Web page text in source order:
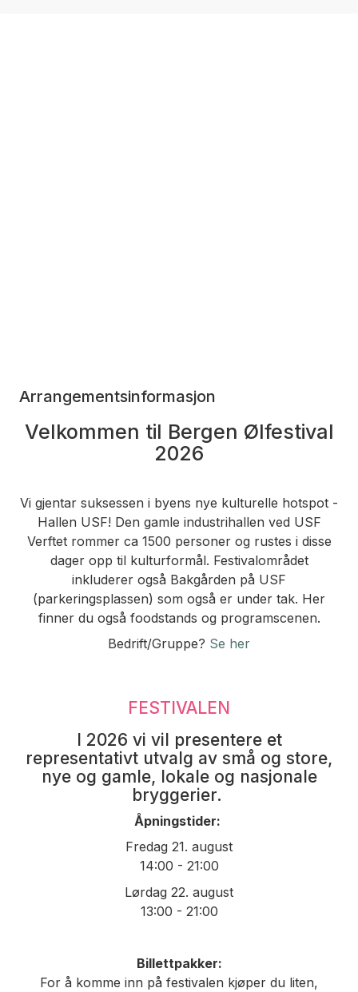
Arrangementsinformasjon
Velkommen til Bergen Ølfestival
2026
Vi gjentar suksessen i byens nye kulturelle hotspot -
Hallen USF! Den gamle industrihallen ved USF
Verftet rommer ca 1500 personer og rustes i disse
dager opp til kulturformål. Festivalområdet
inkluderer også Bakgården på USF
(parkeringsplassen) som også er under tak. Her
finner du også foodstands og programscenen.
Bedrift/Gruppe? Se her
FESTIVALEN
I 2026 vi vil presentere et
representativt utvalg av små og store,
nye og gamle, lokale og nasjonale
bryggerier.
Åpningstider:
Fredag 21. august
14:00 - 21:00
Lørdag 22. august
13:00 - 21:00
Billettpakker:
For å komme inn på festivalen kjøper du liten,